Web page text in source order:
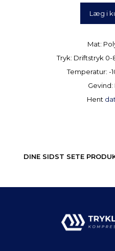
Læg i
Mat:
Tryk: Driftstryk 0-
Temperatur: -
Gevind:
Hent
DINE SIDST SETE